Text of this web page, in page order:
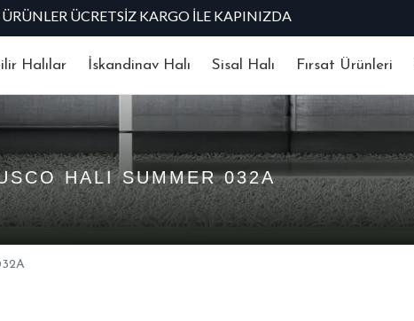
ÜCRETSIZ KARGO İLE KAPINIZDA
Halılar İskandinav Halı Sisal Halı Fırsat Ürünleri
HALI SUMMER 032A